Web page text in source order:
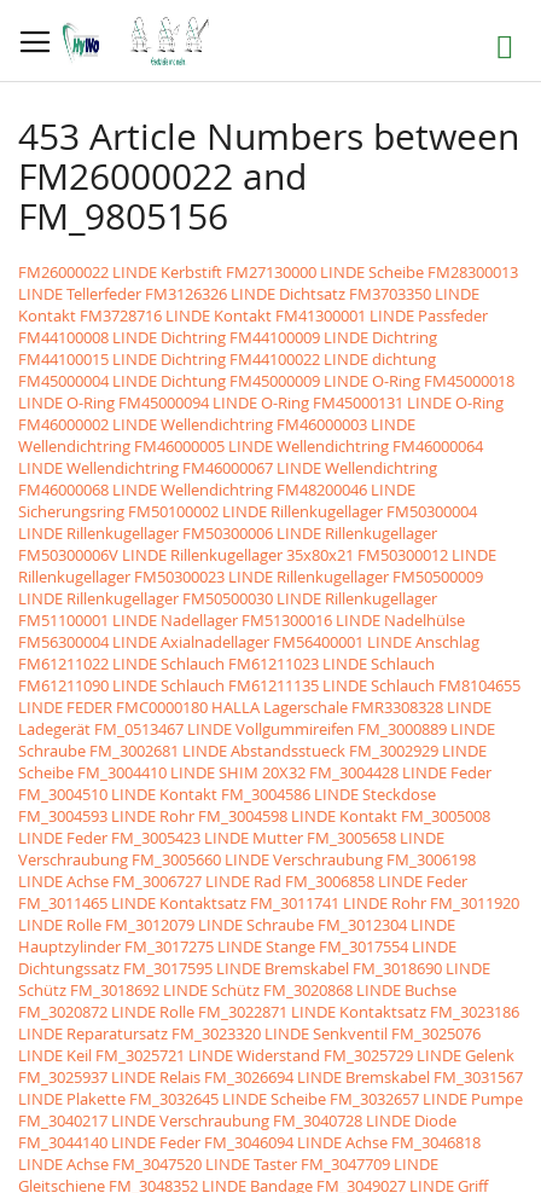
zum
Inhalt
Suche
453 Article Numbers between
FM26000022 and
FM_9805156
FM26000022 LINDE Kerbstift FM27130000 LINDE Scheibe FM28300013
LINDE Tellerfeder FM3126326 LINDE Dichtsatz FM3703350 LINDE
Kontakt FM3728716 LINDE Kontakt FM41300001 LINDE Passfeder
FM44100008 LINDE Dichtring FM44100009 LINDE Dichtring
FM44100015 LINDE Dichtring FM44100022 LINDE dichtung
FM45000004 LINDE Dichtung FM45000009 LINDE O-Ring FM45000018
LINDE O-Ring FM45000094 LINDE O-Ring FM45000131 LINDE O-Ring
FM46000002 LINDE Wellendichtring FM46000003 LINDE
Wellendichtring FM46000005 LINDE Wellendichtring FM46000064
LINDE Wellendichtring FM46000067 LINDE Wellendichtring
FM46000068 LINDE Wellendichtring FM48200046 LINDE
Sicherungsring FM50100002 LINDE Rillenkugellager FM50300004
LINDE Rillenkugellager FM50300006 LINDE Rillenkugellager
FM50300006V LINDE Rillenkugellager 35x80x21 FM50300012 LINDE
Rillenkugellager FM50300023 LINDE Rillenkugellager FM50500009
LINDE Rillenkugellager FM50500030 LINDE Rillenkugellager
FM51100001 LINDE Nadellager FM51300016 LINDE Nadelhülse
FM56300004 LINDE Axialnadellager FM56400001 LINDE Anschlag
FM61211022 LINDE Schlauch FM61211023 LINDE Schlauch
FM61211090 LINDE Schlauch FM61211135 LINDE Schlauch FM8104655
LINDE FEDER FMC0000180 HALLA Lagerschale FMR3308328 LINDE
Ladegerät FM_0513467 LINDE Vollgummireifen FM_3000889 LINDE
Schraube FM_3002681 LINDE Abstandsstueck FM_3002929 LINDE
Scheibe FM_3004410 LINDE SHIM 20X32 FM_3004428 LINDE Feder
FM_3004510 LINDE Kontakt FM_3004586 LINDE Steckdose
FM_3004593 LINDE Rohr FM_3004598 LINDE Kontakt FM_3005008
LINDE Feder FM_3005423 LINDE Mutter FM_3005658 LINDE
Verschraubung FM_3005660 LINDE Verschraubung FM_3006198
LINDE Achse FM_3006727 LINDE Rad FM_3006858 LINDE Feder
FM_3011465 LINDE Kontaktsatz FM_3011741 LINDE Rohr FM_3011920
LINDE Rolle FM_3012079 LINDE Schraube FM_3012304 LINDE
Hauptzylinder FM_3017275 LINDE Stange FM_3017554 LINDE
Dichtungssatz FM_3017595 LINDE Bremskabel FM_3018690 LINDE
Schütz FM_3018692 LINDE Schütz FM_3020868 LINDE Buchse
FM_3020872 LINDE Rolle FM_3022871 LINDE Kontaktsatz FM_3023186
LINDE Reparatursatz FM_3023320 LINDE Senkventil FM_3025076
LINDE Keil FM_3025721 LINDE Widerstand FM_3025729 LINDE Gelenk
FM_3025937 LINDE Relais FM_3026694 LINDE Bremskabel FM_3031567
LINDE Plakette FM_3032645 LINDE Scheibe FM_3032657 LINDE Pumpe
FM_3040217 LINDE Verschraubung FM_3040728 LINDE Diode
FM_3044140 LINDE Feder FM_3046094 LINDE Achse FM_3046818
LINDE Achse FM_3047520 LINDE Taster FM_3047709 LINDE
Gleitschiene FM_3048352 LINDE Bandage FM_3049027 LINDE Griff